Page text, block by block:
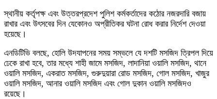
স্থানীয় কর্তৃপক্ষ এবং উত্তরপ্রদেশ পুলিশ কর্মকর্তাদের কঠোর নজরদারি বজায়
রাখার এবং উৎসবের দিন যেকোনও অপ্রীতিকর ঘটনা রোধ করার নির্দেশ দেওয়া
হয়েছে।
এনডিটিভি বলছে, হোলি উদযাপনের সময় সম্ভলে যে দশটি মসজিদ ত্রিপল দিয়ে
ঢেকে রাখা হবে, তার মধ্যে শাহী জামে মসজিদ, লাদানিয়া ওয়ালি মসজিদ, থানে
ওয়ালি মসজিদ, একরাত মসজিদ, গুরুদুয়ারা রোড মসজিদ, গোল মসজিদ, খাজুর
ওয়ালি মসজিদ, আনার ওয়ালি মসজিদ এবং গোল দুকান ওয়ালি মসজিদও
রয়েছে।